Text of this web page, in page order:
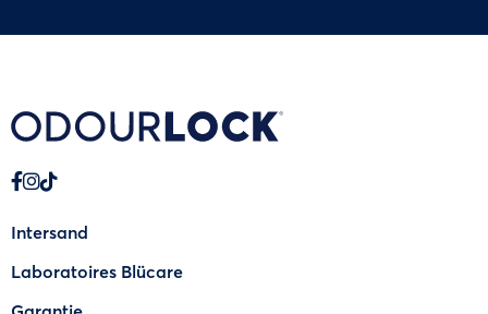
Intersand
Laboratoires Blücare